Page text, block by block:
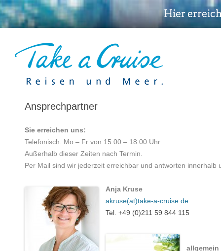
Hier
Ansprechpartner
Sie erreichen uns:
Telefonisch: Mo – Fr von 15:00 – 18:00 Uhr
Außerhalb dieser Zeiten nach Termin.
Per Mail sind wir jederzeit erreichbar und antworten innerhalb
Anja Kruse
akruse(at)take-a-cruise.de
Tel. +49 (0)211 59 844 115
allgemein